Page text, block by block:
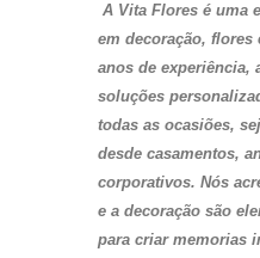
A Vita Flores é uma
em decoração, flores
anos de experiência,
soluções
todas as ocasiões,
desde casamentos,
corporativos. Nós
e a decoração são
para criar memorias